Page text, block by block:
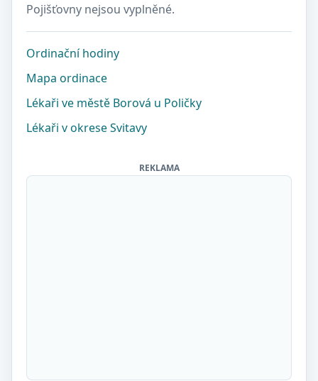
Pojišťovny nejsou vyplněné.
Ordinační hodiny
Mapa ordinace
Lékaři ve městě Borová u Poličky
Lékaři v okrese Svitavy
REKLAMA